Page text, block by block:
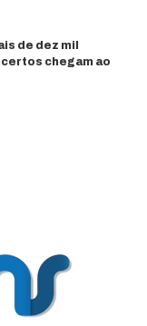
de dez mil
chegam ao